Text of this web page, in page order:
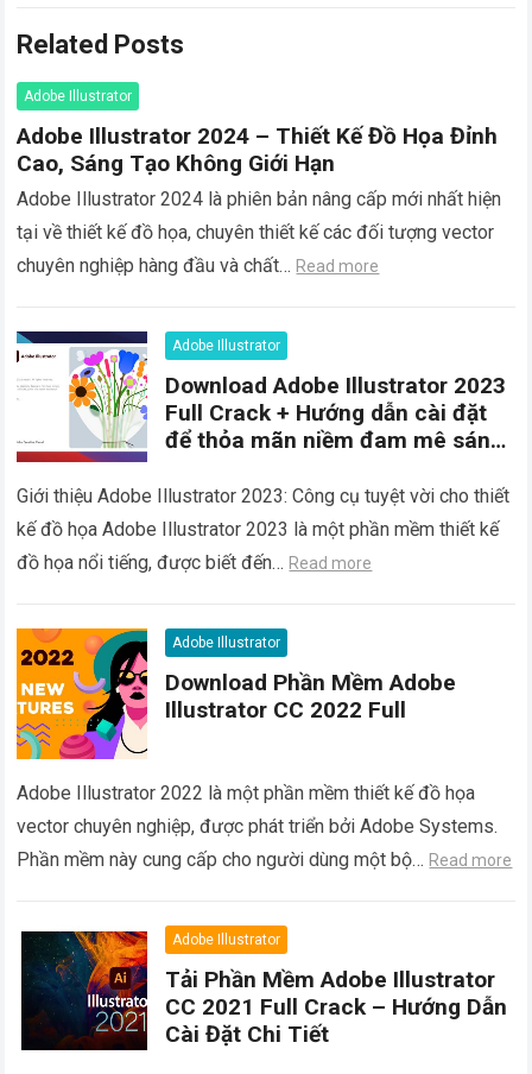
Related Posts
Adobe Illustrator
Adobe Illustrator 2024 – Thiết Kế Đồ Họa Đỉnh
Cao, Sáng Tạo Không Giới Hạn
Adobe Illustrator 2024 là phiên bản nâng cấp mới nhất hiện
tại về thiết kế đồ họa, chuyên thiết kế các đối tượng vector
chuyên nghiệp hàng đầu và chất… Read more
Adobe Illustrator
Download Adobe Illustrator 2023
Full Crack + Hướng dẫn cài đặt
để thỏa mãn niềm đam mê sáng
Giới thiệu Adobe Illustrator 2023: Công cụ tuyệt vời cho thiết
kế đồ họa Adobe Illustrator 2023 là một phần mềm thiết kế
đồ họa nổi tiếng, được biết đến… Read more
Adobe Illustrator
Download Phần Mềm Adobe
Illustrator CC 2022 Full
Adobe Illustrator 2022 là một phần mềm thiết kế đồ họa
vector chuyên nghiệp, được phát triển bởi Adobe Systems.
Phần mềm này cung cấp cho người dùng một bộ… Read more
Adobe Illustrator
Tải Phần Mềm Adobe Illustrator
CC 2021 Full Crack – Hướng Dẫn
Cài Đặt Chi Tiết